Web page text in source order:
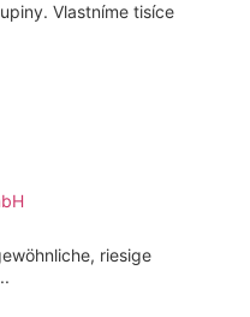
Vlastníme tisíce
riesige